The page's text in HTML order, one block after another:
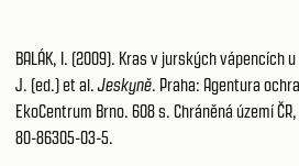
BALÁK, I. (2009). Kras v jurských vápencích u
J. (ed.) et al.Jeskyně. Praha: Agentura
EkoCentrum Brno. 608 s. Chráněná území ČR,
80-86305-03-5.